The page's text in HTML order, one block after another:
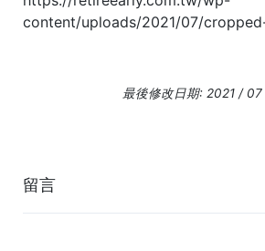
content/uploads/2021/07/
最後修改日期: 2021 / 07
留言